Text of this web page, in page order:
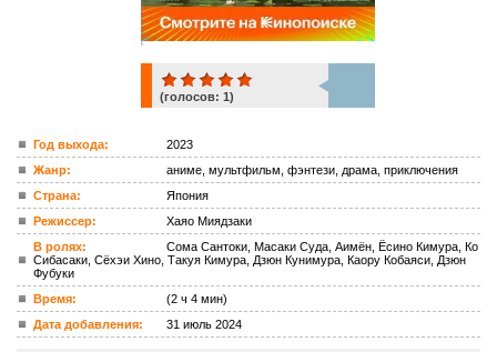
ком.
(голосов: 1)
Год выхода:
2023
Жанр:
аниме, мультфильм, фэнтези, драма, приключения
Страна:
Япония
Режиссер:
Хаяо Миядзаки
В ролях:
Сома Сантоки, Масаки Суда, Аимён, Ёсино Кимура, Ко
Сибасаки, Сёхэи Хино, Такуя Кимура, Дзюн Кунимура, Каору Кобаяси, Дзюн
Фубуки
Время:
(2 ч 4 мин)
Дата добавления:
31 июль 2024